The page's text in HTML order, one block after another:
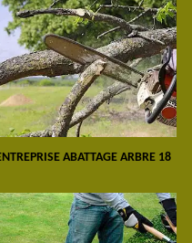
ABATTAGE ARBRE 18